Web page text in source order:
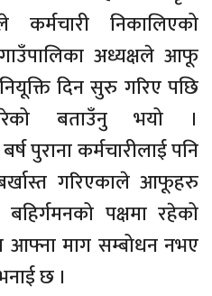
कर्मचारी निकालिएको
अध्यक्षले आफू
दिन सुरु गरिए पछि
बताउँनु भयो ।
पुराना कर्मचारीलाई पनि
गरिएकाले आफूहरु
पक्षमा रहेको
आफ्ना माग सम्बोधन नभए
छ ।